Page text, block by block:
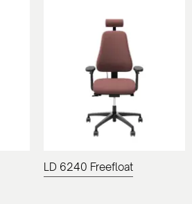
LD 6240 Freefloat